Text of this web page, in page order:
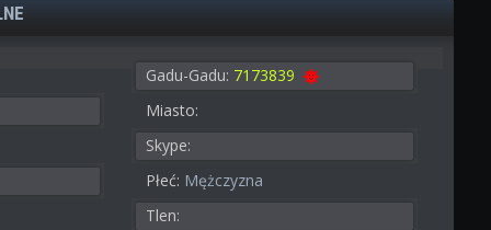
Gadu-Gadu: 7173839
Miasto:
Skype:
Płeć: Mężczyzna
Tlen: